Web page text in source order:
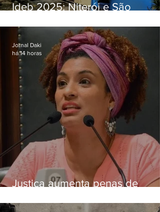
Ideb 2025: Niterói e São
distintos no ensino médio; veja
Justiça aumenta penas de
pelo assassinato de Marielle
Jornal Daki
há 14 horas